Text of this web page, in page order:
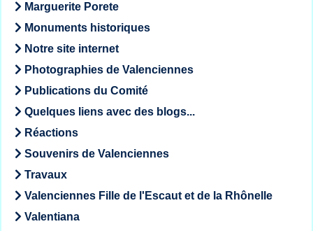
Marguerite Porete
Monuments historiques
Notre site internet
Photographies de Valenciennes
Publications du Comité
Quelques liens avec des blogs...
Réactions
Souvenirs de Valenciennes
Travaux
Valenciennes Fille de l'Escaut et de la Rhônelle
Valentiana